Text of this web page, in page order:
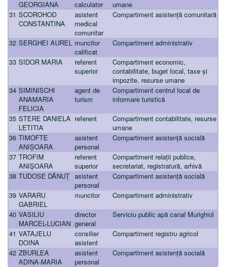
GEORGIANA
calculator
umane
31 SCOROHOD
CONSTANTINA
asistent
medical
comunitar
Compartiment asistență comunitară
32 SERGHEI AUREL muncitor
calificat
Compartiment administrativ
33 SIDOR MARIA
referent
superior
Compartiment economic,
contabilitate, buget local, taxe și
impozite, resurse umane
34 SIMINISCHI
ANAMARIA
FELICIA
agent de
turism
Compartiment centrul local de
informare turistică
35 STERE DANIELA
LETITIA
referent
Compartiment contabilitate, resurse
umane
36 TIMOFTE
ANIȘOARA
asistent
personal
Compartiment asistență socială
37 TROFIM
ANIŞOARA
referent
superior
Compartiment relații publice,
secretariat, registratură, arhivă
38 TUDOSE DĂNUȚ asistent
personal
Compartiment asistență socială
39 VARARU
GABRIEL
muncitor Compartiment administrativ
40 VASILIU
MARCEL-LUCIAN
director
general
Serviciu public apă canal Murighiol
41 VATAJELU
DOINA
consilier
asistent
Compartiment registru agricol
42 ZBURLEA
ADINA-MARIA
asistent
personal
Compartiment asistență socială